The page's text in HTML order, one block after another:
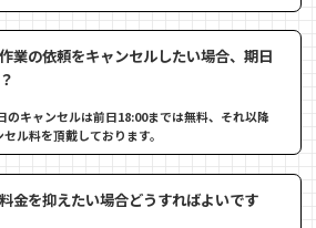
業の依頼をキャンセルしたい場合、期日
のキャンセルは前日18:00までは無料、それ以降
ル料を頂戴しております。
金を抑えたい場合どうすればよいです